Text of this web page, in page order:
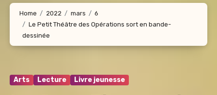
Home 2022 mars
6
Le Petit Théâtre des Opérations sort en bande-
dessinée
Arts Lecture Livre jeunesse